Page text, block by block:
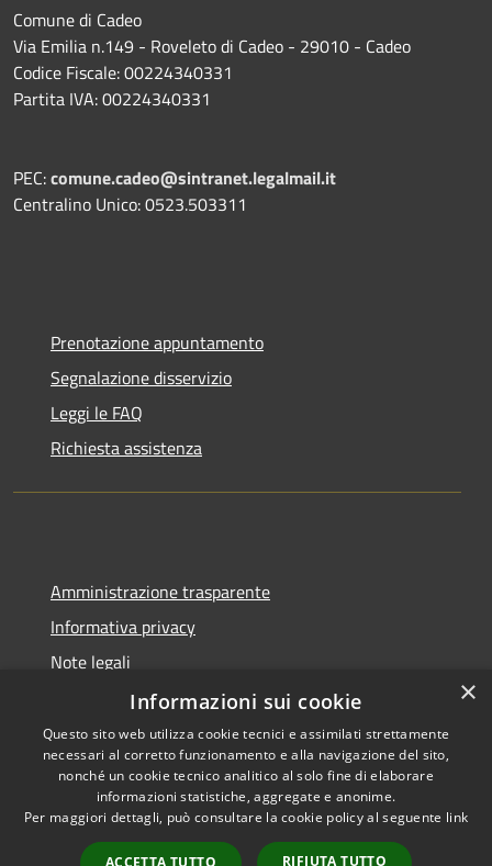
Comune di Cadeo
Via Emilia n.149 - Roveleto di Cadeo - 29010 - Cadeo
Codice Fiscale: 00224340331
Partita IVA: 00224340331
PEC:comune.cadeo@sintranet.legalmail.it
Centralino Unico: 0523.503311
Prenotazione appuntamento
Segnalazione disservizio
Leggi le FAQ
Richiesta assistenza
Amministrazione trasparente
Informativa privacy
Note legali
Dichiarazione di accessibilità
RSS
Accessibilità
Copyright © 2026 • Comune di
Municipium• Accesso
×
Informazioni sui cookie
Questo sito web utilizza cookie tecnici e assimilati strettamente
necessari al corretto funzionamento e alla navigazione del sito,
nonché un cookie tecnico analitico al solo fine di elaborare
informazioni statistiche, aggregate e anonime.
Per maggiori dettagli, può consultare la cookie policy al seguente link
ACCETTA TUTTO RIFIUTA TUTTO